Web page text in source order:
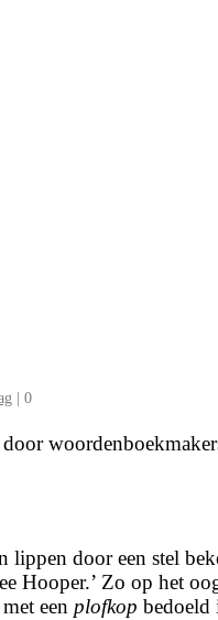
0
lippen door een stel
Hooper.’ Zo op het
een plofkop bedoeld